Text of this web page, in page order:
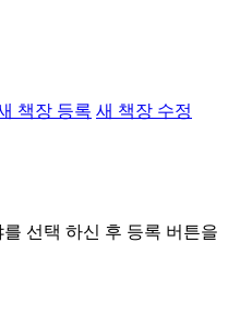
책장 등록 새 책장 수정
선택 하신 후 등록 버튼을